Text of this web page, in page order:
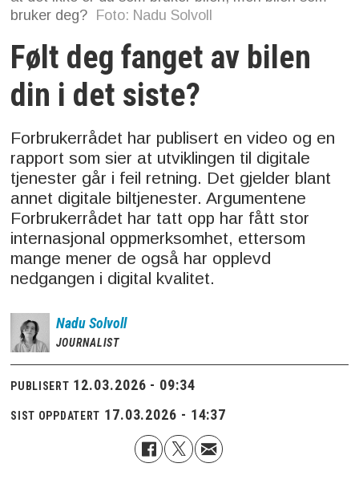
bruker deg? Foto: Nadu Solvoll
Følt deg fanget av bilen
din i det siste?
Forbrukerrådet har publisert en video og en
rapport som sier at utviklingen til digitale
tjenester går i feil retning. Det gjelder blant
annet digitale biltjenester. Argumentene
Forbrukerrådet har tatt opp har fått stor
internasjonal oppmerksomhet, ettersom
mange mener de også har opplevd
nedgangen i digital kvalitet.
Nadu Solvoll
JOURNALIST
PUBLISERT 12.03.2026 - 09:34
SIST OPPDATERT 17.03.2026 - 14:37